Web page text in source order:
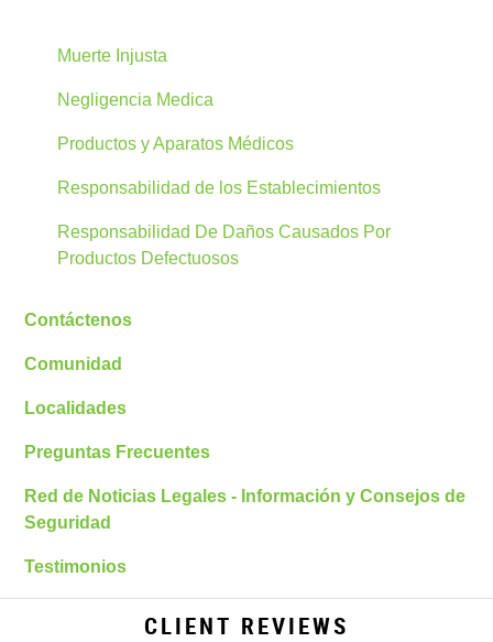
Muerte Injusta
Negligencia Medica
Productos y Aparatos Médicos
Responsabilidad de los Establecimientos
Responsabilidad De Daños Causados Por
Productos Defectuosos
Contáctenos
Comunidad
Localidades
Preguntas Frecuentes
Red de Noticias Legales - Información y Consejos de
Seguridad
Testimonios
CLIENT REVIEWS